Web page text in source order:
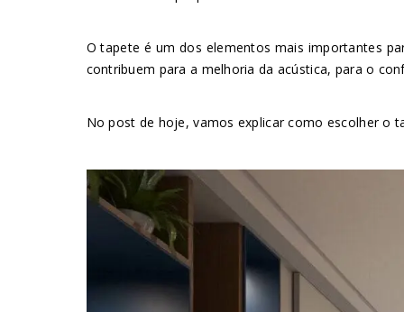
O tapete é um dos elementos mais importantes
contribuem para a melhoria da acústica, para o
No post de hoje, vamos explicar como escolher o